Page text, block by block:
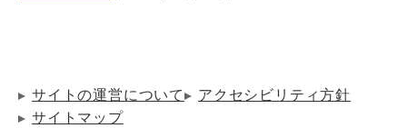
サイトの運営について
アクセシビリティ方針
サイトマップ